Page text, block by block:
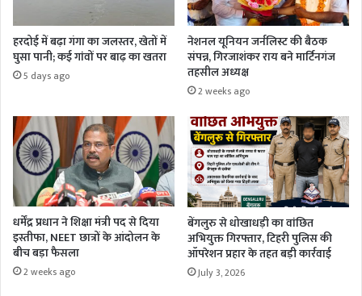
हरदोई में बढ़ा गंगा का जलस्तर, खेतों में
घुसा पानी; कई गांवों पर बाढ़ का खतरा
5 days ago
नेशनल यूनियन जर्नलिस्ट की बैठक
संपन्न, गिरजाशंकर राय बने मार्टिनगंज
तहसील अध्यक्ष
2 weeks ago
धर्मेंद्र प्रधान ने शिक्षा मंत्री पद से दिया
इस्तीफा, NEET छात्रों के आंदोलन के
बीच बड़ा फैसला
2 weeks ago
बेंगलुरु से धोखाधड़ी का वांछित
अभियुक्त गिरफ्तार, टिहरी पुलिस की
ऑपरेशन प्रहार के तहत बड़ी कार्रवाई
July 3, 2026